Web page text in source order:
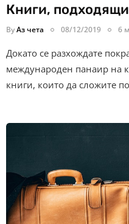
Книги,
ByАз чета 08/12/2019 6
Докато се разхождате
международен панаир на
книги, които да сложите